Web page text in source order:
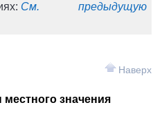
См. предыдущую
значения
Наверх